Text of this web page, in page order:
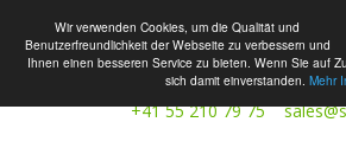
Wir verwenden Cookies, um die Qualität und
Benutzerfreundlichkeit der Webseite zu verbessern und
Ihnen einen besseren Service zu bieten. Wenn Sie auf
sich damit einverstanden. Mehr
+41 55 210 79 75